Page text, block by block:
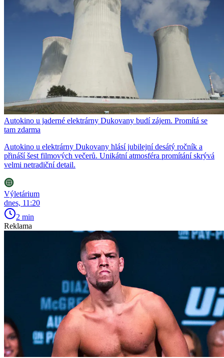
Autokino u jaderné elektrárny Dukovany budí zájem. Promítá se
tam zdarma
Autokino u elektrárny Dukovany hlásí jubilejní desátý ročník a
přináší šest filmových večerů. Unikátní atmosféra promítání skrývá
velmi netradiční detail.
Výletárium
dnes, 11:20
2 min
Reklama